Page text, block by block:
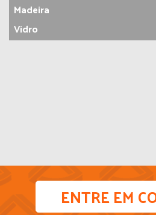
Madeira
Vidro
ENTRE EM